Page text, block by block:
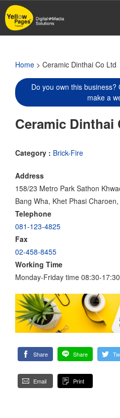
Skip
to
main
Home > Ceramic Dinthai Co Ltd
Do you own this business?
make a
Ceramic Dinthai
Category : Brick-Fire
Address
158/23 Metro Park Sathon
Bang Wha, Khet Phasi
Telephone
081-123-4825
Fax
02-458-8455
Working Time
Monday-Friday time 08:30-
Share Share
Email Print